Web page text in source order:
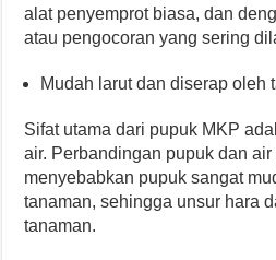
alat penyemprot biasa, dan
atau pengocoran yang sering
Mudah larut dan diserap oleh
Sifat utama dari pupuk MKP
air. Perbandingan pupuk dan
menyebabkan pupuk sangat
tanaman, sehingga unsur hara
tanaman.